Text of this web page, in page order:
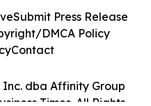
Inc. dba Affinity Group
Times. All Rights
Submit Press Release
DMCA Policy
Contact